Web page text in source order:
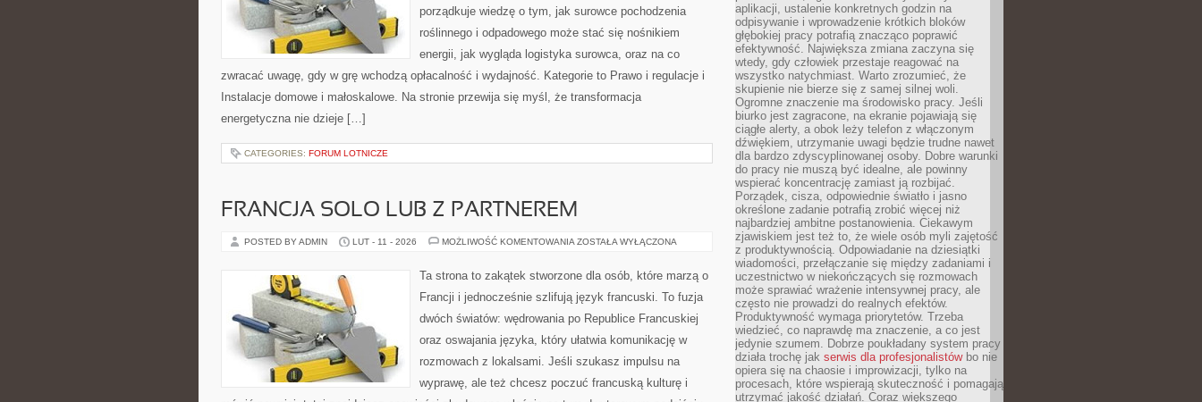
porządkuje wiedzę o tym, jak surowce pochodzenia
roślinnego i odpadowego może stać się nośnikiem
energii, jak wygląda logistyka surowca, oraz na co
zwracać uwagę, gdy w grę wchodzą opłacalność i wydajność. Kategorie to Prawo i regulacje i
Instalacje domowe i małoskalowe. Na stronie przewija się myśl, że transformacja
energetyczna nie dzieje […]
CATEGORIES: FORUM LOTNICZE
FRANCJA SOLO LUB Z PARTNEREM
POSTED BY ADMIN LUT - 11 - 2026 MOŻLIWOŚĆ KOMENTOWANIA FRANCJA
PARTNEREM
ZOSTAŁA WYŁĄCZONA
Ta strona to zakątek stworzone dla osób, które marzą o
Francji i jednocześnie szlifują język francuski. To fuzja
dwóch światów: wędrowania po Republice Francuskiej
oraz oswajania języka, który ułatwia komunikację w
rozmowach z lokalsami. Jeśli szukasz impulsu na
wyprawę, ale też chcesz poczuć francuską kulturę i
aplikacji, ustalenie konkretnych godzin na
odpisywanie i wprowadzenie krótkich bloków
głębokiej pracy potrafią znacząco poprawić
efektywność. Największa zmiana zaczyna się
wtedy, gdy człowiek przestaje reagować na
wszystko natychmiast. Warto zrozumieć, że
skupienie nie bierze się z samej silnej woli.
Ogromne znaczenie ma środowisko pracy. Jeśli
biurko jest zagracone, na ekranie pojawiają się
ciągłe alerty, a obok leży telefon z włączonym
dźwiękiem, utrzymanie uwagi będzie trudne nawet
dla bardzo zdyscyplinowanej osoby. Dobre warunki
do pracy nie muszą być idealne, ale powinny
wspierać koncentrację zamiast ją rozbijać.
Porządek, cisza, odpowiednie światło i jasno
określone zadanie potrafią zrobić więcej niż
najbardziej ambitne postanowienia. Ciekawym
zjawiskiem jest też to, że wiele osób myli zajętość
z produktywnością. Odpowiadanie na dziesiątki
wiadomości, przełączanie się między zadaniami i
uczestnictwo w niekończących się rozmowach
może sprawiać wrażenie intensywnej pracy, ale
często nie prowadzi do realnych efektów.
Produktywność wymaga priorytetów. Trzeba
wiedzieć, co naprawdę ma znaczenie, a co jest
jedynie szumem. Dobrze poukładany system pracy
działa trochę jak serwis dla profesjonalistówbo nie
opiera się na chaosie i improwizacji, tylko na
procesach, które wspierają skuteczność i pomagają
utrzymać jakość działań. Coraz większego